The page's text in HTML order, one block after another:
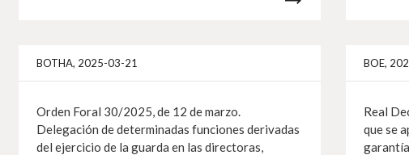
Info gehiagoBOTHA, 2025-03-21
Orden Foral 30/2025, de 12 de marzo.
Delegación de determinadas funciones derivadas
del ejercicio de la guarda en las directoras,
Info gehiago
BOE,
Real
que se